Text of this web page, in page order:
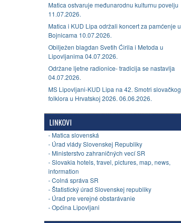
Matica ostvaruje međunarodnu kulturnu povelju
11.07.2026.
Matica i KUD Lipa održali koncert za pamćenje u
Bojnicama 10.07.2026.
Obilježen blagdan Svetih Ćirila i Metoda u
Lipovljanima 04.07.2026.
Održane ljetne radionice- tradicija se nastavlja
04.07.2026.
MS Lipovljani-KUD Lipa na 42. Smotri slovačkog
folklora u Hrvatskoj 2026. 06.06.2026.
LINKOVI
- Matica slovenská
- Úrad vlády Slovenskej Republiky
- Ministerstvo zahraničných vecí SR
- Slovakia hotels, travel, pictures, map, news,
information
- Colná správa SR
- Štatistický úrad Slovenskej republiky
- Úrad pre verejné obstarávanie
- Općina Lipovljani